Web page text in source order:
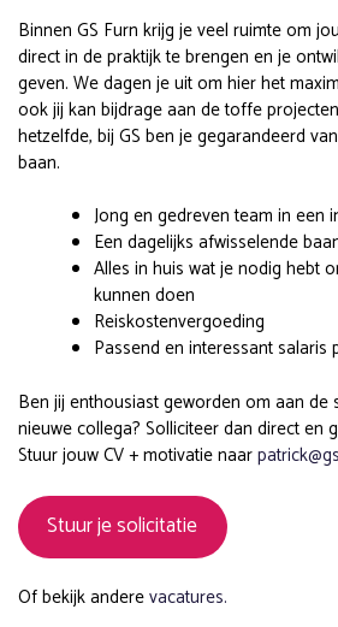
Binnen GS Furn krijg je veel ruimte om
direct in de praktijk te brengen en je
geven. We dagen je uit om hier het
ook jij kan bijdrage aan de toffe
hetzelfde, bij GS ben je gegarandeerd
baan.
Jong en gedreven team in een
Een dagelijks afwisselende
Alles in huis wat je nodig hebt
kunnen doen
Reiskostenvergoeding
Passend en interessant salaris
Ben jij enthousiast geworden om aan de
nieuwe collega? Solliciteer dan direct en
Stuur jouw CV + motivatie naar
Stuur je solicitatie
Of bekijk anderevacatures.